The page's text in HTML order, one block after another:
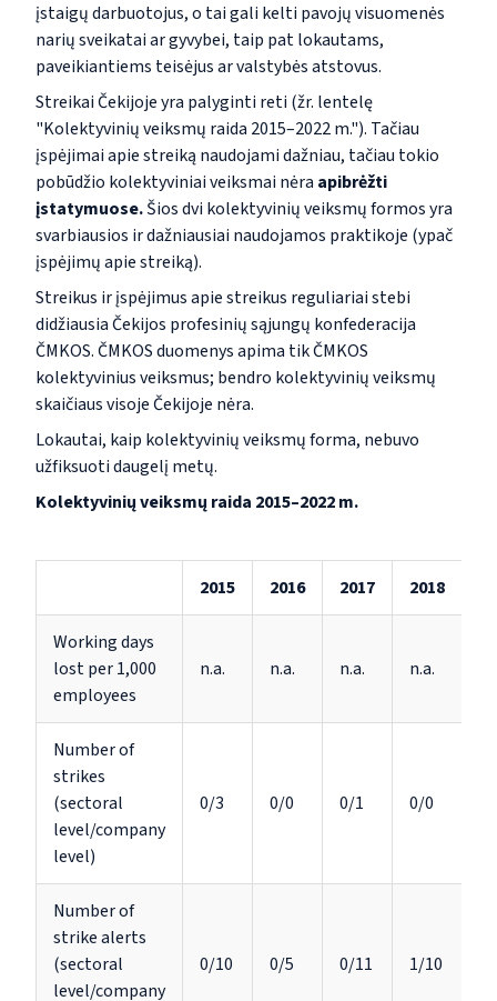
įstaigų darbuotojus, o tai gali kelti pavojų visuomenės
narių sveikatai ar gyvybei, taip pat lokautams,
paveikiantiems teisėjus ar valstybės atstovus.
Streikai Čekijoje yra palyginti reti (žr. lentelę
"Kolektyvinių veiksmų raida 2015–2022 m."). Tačiau
įspėjimai apie streiką naudojami dažniau, tačiau tokio
pobūdžio kolektyviniai veiksmai nėra apibrėžti
įstatymuose.Šios dvi kolektyvinių veiksmų formos yra
svarbiausios ir dažniausiai naudojamos praktikoje (ypač
įspėjimų apie streiką).
Streikus ir įspėjimus apie streikus reguliariai stebi
didžiausia Čekijos profesinių sąjungų konfederacija
ČMKOS. ČMKOS duomenys apima tik ČMKOS
kolektyvinius veiksmus; bendro kolektyvinių veiksmų
skaičiaus visoje Čekijoje nėra.
Lokautai, kaip kolektyvinių veiksmų forma, nebuvo
užfiksuoti daugelį metų.
Kolektyvinių veiksmų raida 2015–2022 m.
2015 2016 2017 2018
Working days
lost per 1,000
employees
n.a. n.a. n.a. n.a.
Number of
strikes
(sectoral
level/company
level)
0/3 0/0 0/1 0/0
Number of
strike alerts
(sectoral
level/company
0/10 0/5 0/11 1/10